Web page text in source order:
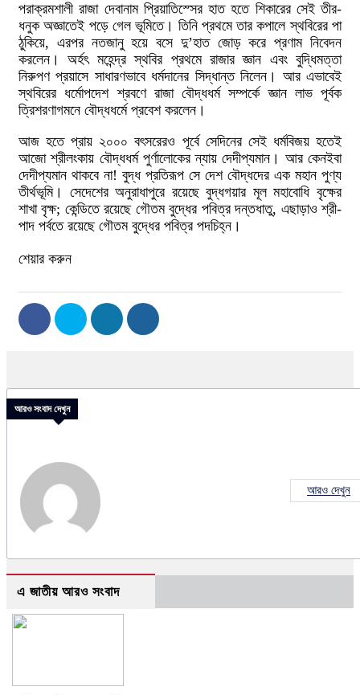
পরাক্রমশালী রাজা দেবানাম প্রিয়াতিস্সের হাত হতে শিকারের সেই তীর-
ধনুক অজ্ঞাতেই পড়ে গেল ভূমিতে। তিনি প্রথমে তার কপালে স্থবিরের পা
ঠুকিয়ে, এরপর নতজানু হয়ে বসে দু’হাত জোড় করে প্রণাম নিবেদন
করলেন। অর্হৎ মহেন্দ্র স্থবির প্রথমে রাজার জ্ঞান এবং বুদ্ধিমত্তা
নিরুপণ প্রয়াসে সাধারণভাবে ধর্মদানের সিদ্ধান্ত নিলেন। আর এভাবেই
স্থবিরের ধর্মোপদেশ শ্রবণে রাজা বৌদ্ধধর্ম সম্পর্কে জ্ঞান লাভ পূর্বক
ত্রিশরণাগমনে বৌদ্ধধর্মে প্রবেশ করলেন।
আজ হতে প্রায় ২০০০ বৎসরেরও পূর্বে সেদিনের সেই ধর্মবিজয় হতেই
আজো শ্রীলংকায় বৌদ্ধধর্ম পুর্ণালোকের ন্যায় দেদীপ্যমান। আর কেনইবা
দেদীপ্যমান থাকবে না! বুদ্ধ প্রতিরূপ সে দেশ বৌদ্ধদের এক মহান পুণ্য
তীর্থভূমি। সেদেশের অনুরাধাপুরে রয়েছে বুদ্ধগয়ার মূল মহাবোধি বৃক্ষের
শাখা বৃক্ষ; কেন্ডিতে রয়েছে গৌতম বুদ্ধের পবিত্র দন্তধাতু, এছাড়াও শ্রী-
পাদ পর্বতে রয়েছে গৌতম বুদ্ধের পবিত্র পদচিহ্ন।
শেয়ার করুন
আরও সংবাদ দেখুন
আরও দেখুন
এ জাতীয় আরও সংবাদ